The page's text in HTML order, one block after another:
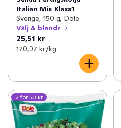
Italian Mix Klass1
Sverige, 150 g, Dole
Välj & blanda
25,51 kr
170,07 kr /kg
2 för 50 kr